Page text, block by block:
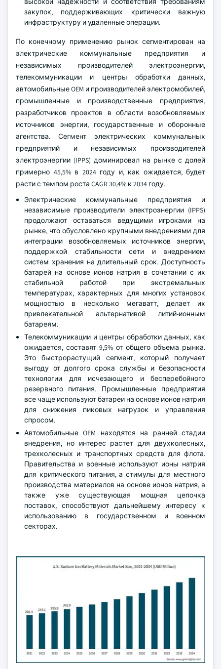
закупок, поддерживающих критически важную
инфраструктуру и удаленные операции.
По конечному применению рынок сегментирован на
электрические коммунальные предприятия и
независимых производителей электроэнергии,
телекоммуникации и центры обработки данных,
автомобильные OEM и производителей электромобилей,
промышленные и производственные предприятия,
разработчиков проектов в области возобновляемых
источников энергии, государственные и оборонные
агентства. Сегмент электрических коммунальных
предприятий и независимых производителей
электроэнергии (IPPS) доминировал на рынке с долей
примерно 45,5% в 2024 году и, как ожидается, будет
расти с темпом роста CAGR 30,4% к 2034 году.
Электрические коммунальные предприятия и
независимые производители электроэнергии (IPPS)
продолжают оставаться ведущими игроками на
рынке, что обусловлено крупными внедрениями для
интеграции возобновляемых источников энергии,
поддержкой стабильности сети и внедрением
систем хранения на длительный срок. Доступность
батарей на основе ионов натрия в сочетании с их
стабильной работой при экстремальных
температурах, характерных для многих установок
мощностью в несколько мегаватт, делает их
привлекательной альтернативой литий-ионным
батареям.
Телекоммуникации и центры обработки данных, как
ожидается, составят 9,5% от общего объема рынка.
Это быстрорастущий сегмент, который получает
выгоду от долгого срока службы и безопасности
технологии для исчезающего и бесперебойного
резервного питания. Промышленные предприятия
все чаще используют батареи на основе ионов натрия
для снижения пиковых нагрузок и управления
спросом.
Автомобильные OEM находятся на ранней стадии
внедрения, но интерес растет для двухколесных,
трехколесных и транспортных средств для флота.
Правительства и военные используют ионы натрия
для критического питания, а стимулы для местного
производства материалов на основе ионов натрия, а
также уже существующая мощная цепочка
поставок, способствуют дальнейшему интересу к
использованию в государственном и военном
секторах.